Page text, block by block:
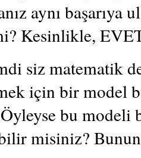
aynı
Kesinlikle,
siz matematik
için bir model
bu modeli
misiniz?